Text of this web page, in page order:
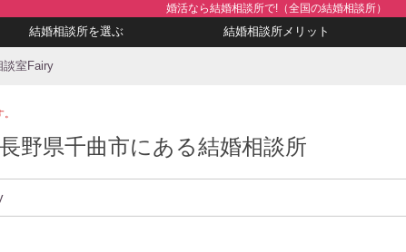
婚活なら結婚相談所で!（全国の結婚相談所）
結婚相談所を選ぶ 結婚相談所メリット
談室Fairy
野県千曲市にある結婚相談所